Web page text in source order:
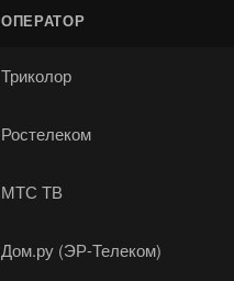
ОПЕРАТОР
Триколор
Ростелеком
МТС ТВ
Дом.ру (ЭР-Телеком)